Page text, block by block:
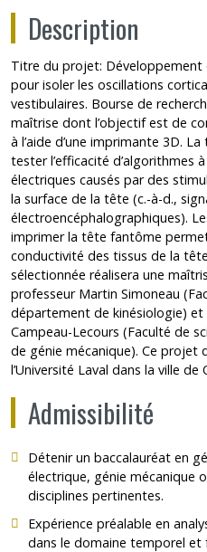
Espace membre
Description
Titre du projet: Développement
pour isoler les oscillations
vestibulaires. Bourse de
maîtrise dont l’objectif est de
à l’aide d’une imprimante 3D.
tester l’efficacité d’algorithmes
électriques causés par des
la surface de la tête (c.-à-d.,
électroencéphalographiques).
imprimer la tête fantôme
conductivité des tissus de la
sélectionnée réalisera une
professeur Martin Simoneau
département de kinésiologie) et
Campeau-Lecours (Faculté de
de génie mécanique). Ce projet
l’Université Laval dans la ville de
Admissibilité
Détenir un baccalauréat en
électrique, génie mécanique
disciplines pertinentes.
Expérience préalable en
dans le domaine temporel et